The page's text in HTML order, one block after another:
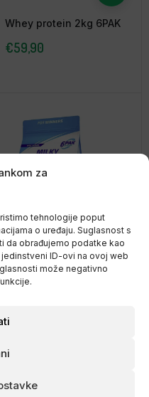
za
tehnologije poput
o uređaju. Suglasnost s
da obrađujemo podatke kao
ID-ovi na ovoj web
može negativno
Whey protein 2kg 6PAK
€59,90
Milky Shake Whey
Protein 1800g, 6PAK
€49,00